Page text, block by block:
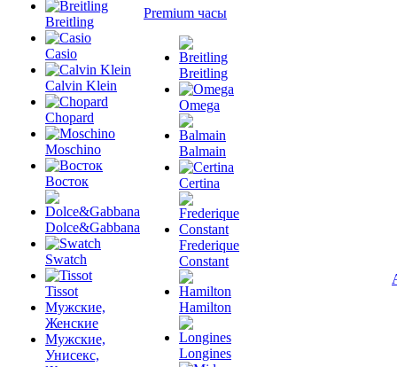
Breitling
Casio
Calvin Klein
Chopard
Moschino
Восток
Dolce&Gabbana
Swatch
Tissot
Мужские,
Женские
Мужские,
Унисекс,
Premium часы
Breitling
Omega
Balmain
Certina
Frederique
Constant
Hamilton
Longines